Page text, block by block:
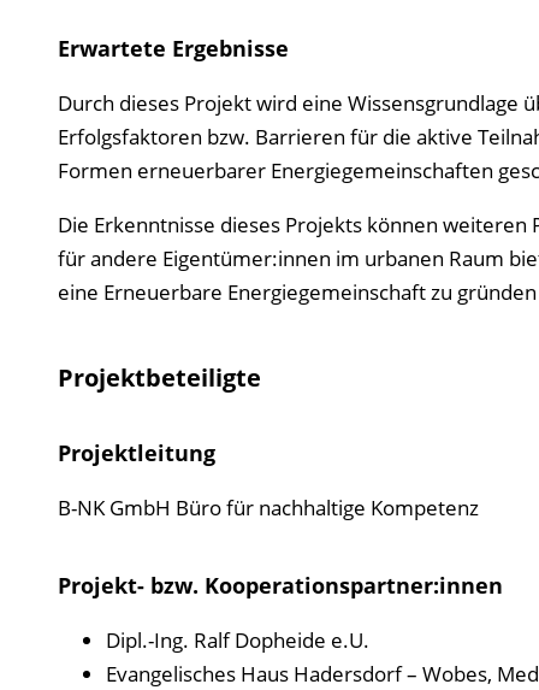
Erwartete Ergebnisse
Durch dieses Projekt wird eine Wissensgrundlage
Erfolgsfaktoren bzw. Barrieren für die aktive
Formen erneuerbarer Energiegemeinschaften
Die Erkenntnisse dieses Projekts können
für andere Eigentümer:innen im urbanen Raum
eine Erneuerbare Energiegemeinschaft zu
Projektbeteiligte
Projektleitung
B-NK GmbH Büro für nachhaltige Kompetenz
Projekt- bzw. Kooperationspartner:innen
Dipl.-Ing. Ralf Dopheide e.U.
Evangelisches Haus Hadersdorf – Wobes,